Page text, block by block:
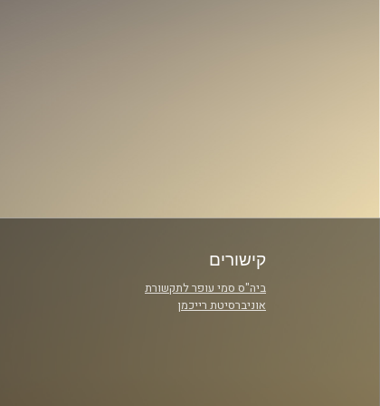
קישורים
ביה"ס סמי עופר לתקשורת
אוניברסיטת רייכמן